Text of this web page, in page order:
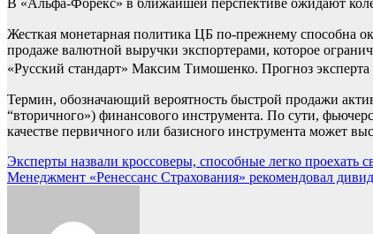
В «Альфа-Форекс» в ближайшей перспективе ожидают
Жесткая монетарная политика ЦБ по‑прежнему способна
продаже валютной выручки экспортерами, которое
«Русский стандарт» Максим Тимошенко. Прогноз
Термин, обозначающий вероятность быстрой продажи
“вторичного») финансового инструмента. По сути,
качестве первичного или базисного инструмента может
Навигация
по
Эксперты назвали кроссоверы, способные легко проехать
Менеджмент «Ренессанс Страхования» рекомендовал